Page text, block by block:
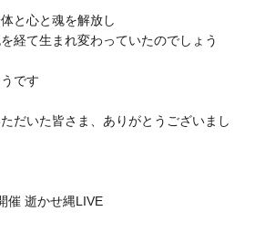
と心と魂を解放し
経て生まれ変わっていたのでしょう
です
だいた皆さま、ありがとうございまし
催 逝かせ縄LIVE